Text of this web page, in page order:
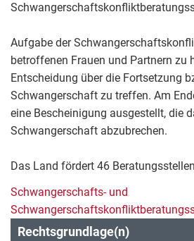
Aufgabe der
betroffenen Frauen und Partnern zu
Entscheidung über die Fortsetzung
Schwangerschaft zu treffen. Am
eine Bescheinigung ausgestellt, die
Schwangerschaft abzubrechen.
Das Land fördert 46
Schwangerschafts- und
Rechtsgrundlage(n)